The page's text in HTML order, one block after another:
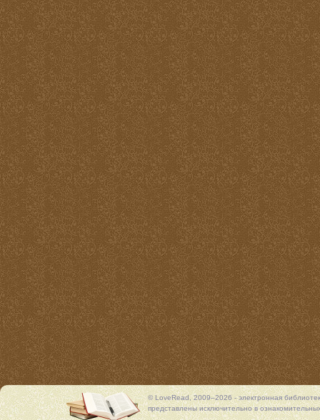
© LoveRead, 2009–2026 - электронная
представлены исключительно в